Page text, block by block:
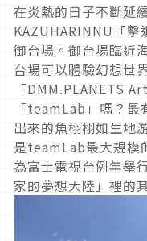
在炎熱的日子不斷延
KAZUHARINNU「擊
御台場。御台場臨近
台場可以體驗幻想世
「DMM.PLANETS
「teamLab」嗎？
出來的魚栩栩如生地
是teamLab最大規模
為富士電視台例年
家的夢想大陸」裡的